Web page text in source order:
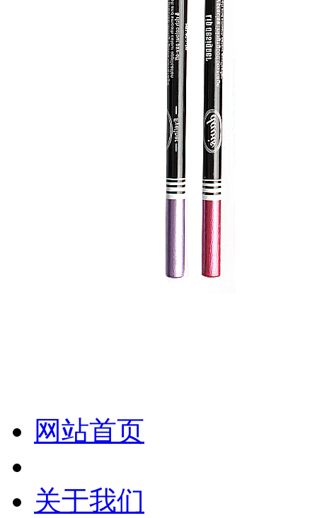
网站首页
关于我们